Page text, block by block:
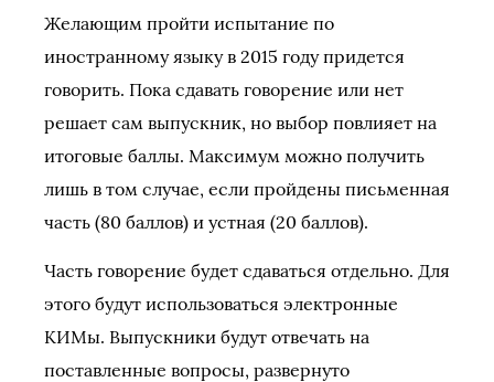
Желающим пройти испытание по
иностранному языку в 2015 году придется
говорить. Пока сдавать говорение или нет
решает сам выпускник, но выбор повлияет на
итоговые баллы. Максимум можно получить
лишь в том случае, если пройдены письменная
часть (80 баллов) и устная (20 баллов).
Часть говорение будет сдаваться отдельно. Для
этого будут использоваться электронные
КИМы. Выпускники будут отвечать на
поставленные вопросы, развернуто